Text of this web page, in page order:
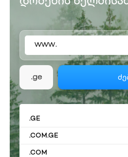
ჩვენ შესახებ
www.
.ge
.GE
.COM.GE
.COM